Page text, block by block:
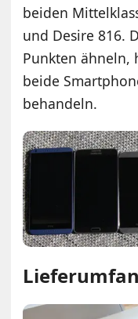
beiden
und Desire 816.
Punkten ähneln,
beide
behandeln.